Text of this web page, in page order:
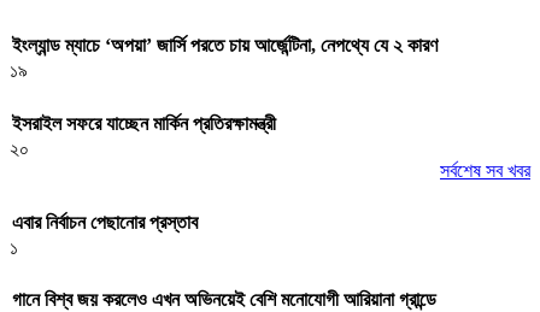
ইংল্যান্ড ম্যাচে ‘অপয়া’ জার্সি পরতে চায় আর্জেন্টিনা, নেপথ্যে যে ২ কারণ
১৯
ইসরাইল সফরে যাচ্ছেন মার্কিন প্রতিরক্ষামন্ত্রী
২০
সর্বশেষ সব খবর
এবার নির্বাচন পেছানোর প্রস্তাব
১
গানে বিশ্ব জয় করলেও এখন অভিনয়েই বেশি মনোযোগী আরিয়ানা গ্রান্ডে